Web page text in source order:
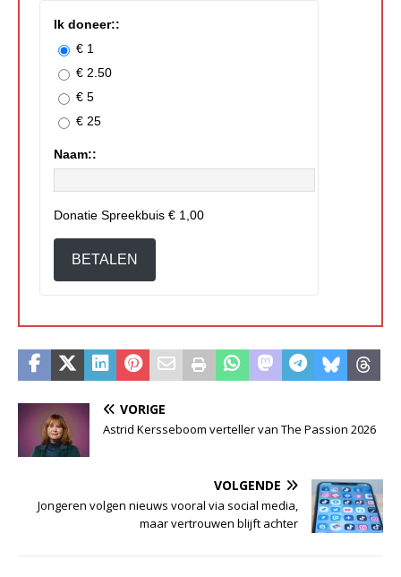
Ik doneer::
€ 1
€ 2.50
€ 5
€ 25
Naam::
Donatie Spreekbuis € 1,00
BETALEN
VORIGE
Astrid Kersseboom verteller van The Passion 2026
VOLGENDE
Jongeren volgen nieuws vooral via social media,
maar vertrouwen blijft achter